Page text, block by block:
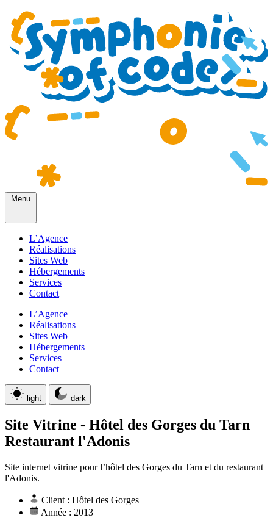
Menu
L’Agence
Réalisations
Sites Web
Hébergements
Services
Contact
L’Agence
Réalisations
Sites Web
Hébergements
Services
Contact
light dark
Site Vitrine - Hôtel des Gorges du Tarn
Restaurant l'Adonis
Site internet vitrine pour l’hôtel des Gorges du Tarn et du restaurant
l'Adonis.
Client : Hôtel des Gorges
Année : 2013